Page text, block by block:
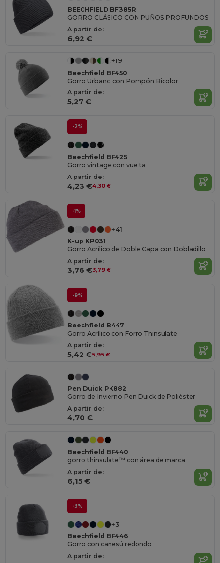
BEECHFIELD BF385R
GORRO CLÁSICO CON PUÑOS PROFUNDOS
A partir de:
6,92 €
+19
Beechfield BF450
Gorro Urbano con Pompón Bicolor
A partir de:
5,27 €
-2%
Beechfield BF425
Gorro vintage con vuelta
A partir de:
4,23 €4,30 €
-1%
+41
K-up KP031
Gorro Acrílico de Doble Capa con Dobladillo
A partir de:
3,76 €3,79 €
-9%
Beechfield B447
Gorro Acrílico con Forro Thinsulate
A partir de:
5,42 €5,95 €
Pen Duick PK882
Gorro de Invierno Pen Duick de Poliéster
A partir de:
4,70 €
Beechfield BF440
gorro thinsulate™ con área de marca
A partir de:
6,15 €
-3%
+3
Beechfield BF446
Gorro con canesú redondo
A partir de: